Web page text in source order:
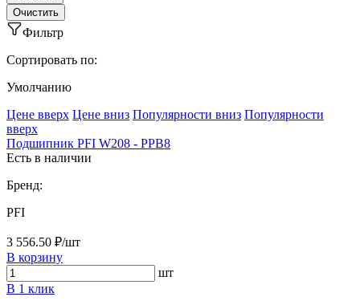
Фильтр
Сортировать по:
Умолчанию
Ценe вверх Ценe вниз Популярности вниз Популярности
вверх
Подшипник PFI W208 - PPB8
Есть в наличии
Бренд:
PFI
3 556.50 ₽/шт
В корзину
шт
В 1 клик